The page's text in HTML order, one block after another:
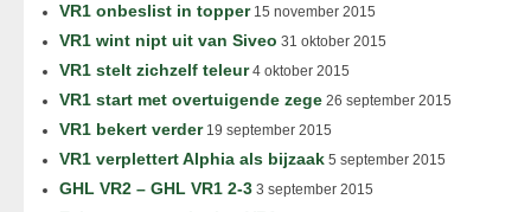
VR1 onbeslist in topper15 november 2015
VR1 wint nipt uit van Siveo 31 oktober 2015
VR1 stelt zichzelf teleur4 oktober 2015
VR1 start met overtuigende zege 26 september 2015
VR1 bekert verder19 september 2015
VR1 verplettert Alphia als bijzaak 5 september 2015
GHL VR2 – GHL VR1 2-3 3 september 2015